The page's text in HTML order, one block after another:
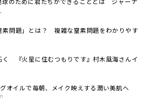
素問題」とは？ 複雑な窒素問題をわかりやす
く 『火星に住むつもりです』村木風海さんイ
オイルで毎朝、メイク映えする潤い美肌へ